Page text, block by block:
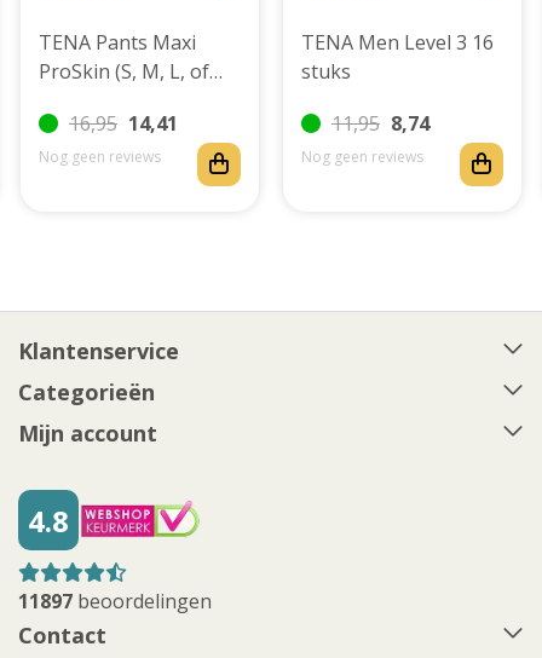
TENA Pants Maxi
ProSkin (S, M, L, of
16,95 14,41
Nog geen reviews
TENA Men Level 3 16
stuks
11,95 8,74
Nog geen reviews
Klantenservice
Categorieën
Mijn account
4.8
11897 beoordelingen
Contact